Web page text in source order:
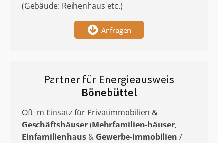
(Gebäude: Reihenhaus etc.)
Anfragen
Partner für Energieausweis
Bönebüttel
Oft im Einsatz für Privatimmobilien &
Geschäftshäuser(Mehrfamilien-häuser,
Einfamilienhaus & Gewerbe-immobilien /